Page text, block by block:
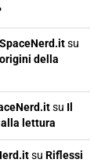
su
della
su Il
alla lettura
su Riflessi